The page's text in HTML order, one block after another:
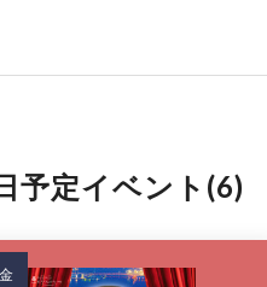
予定イベント(6)
金